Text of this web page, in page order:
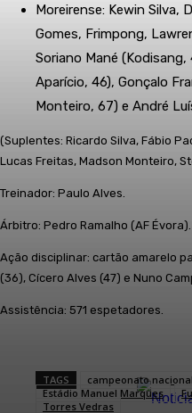
Moreirense: Kewin Silva,
Gomes, Frimpong,
Soriano Mané
Aparício, 46), Gonçalo
Monteiro, 67) e André
(Suplentes: Ricardo Silva, Fábio
Lucas Freitas, Madson Monteiro,
Treinador: Paulo Alves.
Árbitro: Pedro Ramalho (AF Évora).
Ação disciplinar: cartão amarelo
(36), Cícero Alves (47) e Nuno
Assistência: 571 espetadores.
TAGS campeonato
Estádio Manuel Marques
Torres Vedras